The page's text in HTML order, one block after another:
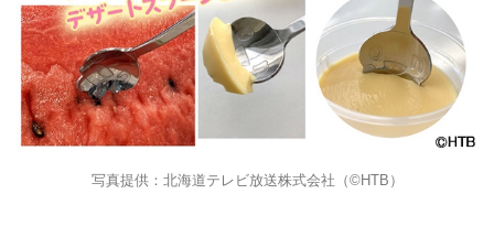
写真提供：北海道テレビ放送株式会社（©HTB）